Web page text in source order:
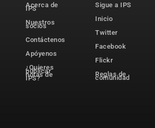
Acerca de
IPS
Nuestros
socios
Contáctenos
Apóyenos
¿Quieres
publicar
notas de
IPS?
Sigue a IPS
Inicio
Twitter
Facebook
Flickr
Reglas de
comunidad